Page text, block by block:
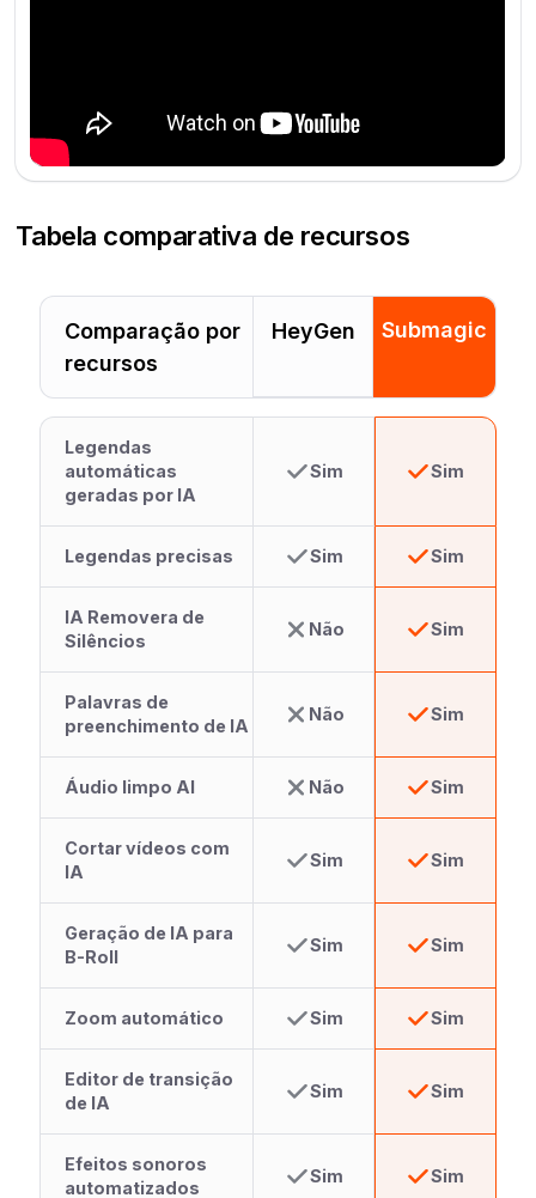
Tabela comparativa de recursos
Comparação por
recursos
HeyGen Submagic
Legendas
automáticas
geradas por IA
Sim Sim
Legendas precisas Sim Sim
IA Removera de
Silêncios
Não Sim
Palavras de
preenchimento de IA
Não Sim
Áudio limpo AI Não Sim
Cortar vídeos com
IA
Sim Sim
Geração de IA para
B-Roll
Sim Sim
Zoom automático Sim Sim
Editor de transição
de IA
Sim Sim
Efeitos sonoros
automatizados
Sim Sim